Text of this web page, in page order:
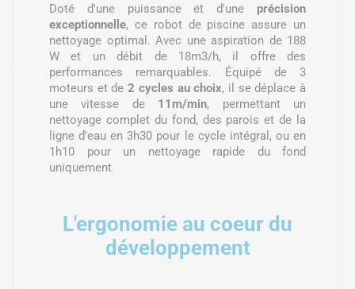
Doté d'une puissance et d'une précision
exceptionnelle, ce robot de piscine assure un
nettoyage optimal. Avec une aspiration de 188
W et un débit de 18m3/h, il offre des
performances remarquables. Équipé de 3
moteurs et de 2 cycles au choix, il se déplace à
une vitesse de 11m/min, permettant un
nettoyage complet du fond, des parois et de la
ligne d'eau en 3h30 pour le cycle intégral, ou en
1h10 pour un nettoyage rapide du fond
uniquement
L'ergonomie au coeur du
développement